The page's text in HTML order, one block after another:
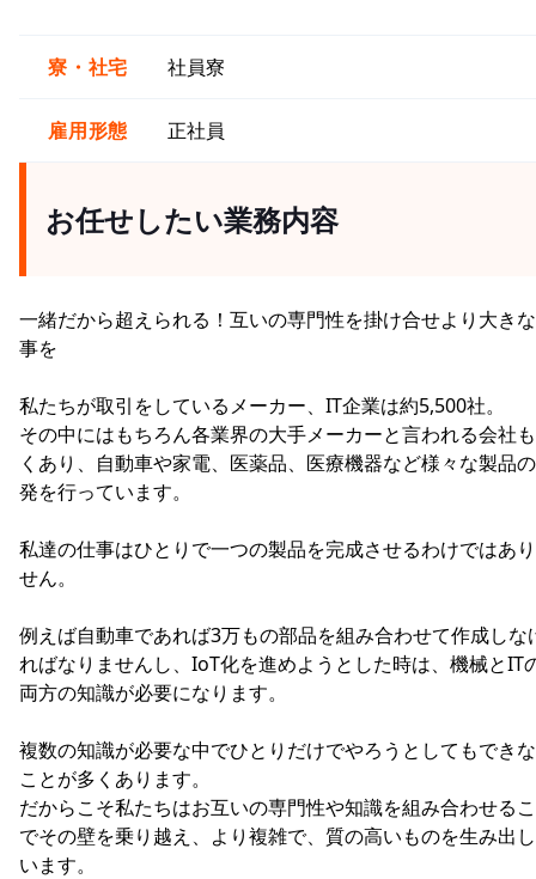
寮・社宅 社員寮
雇用形態 正社員
お任せしたい業務内容
一緒だから超えられる！互いの専門性を掛け合せより大き
事を
私たちが取引をしているメーカー、IT企業は約5,500社。
その中にはもちろん各業界の大手メーカーと言われる会社
くあり、自動車や家電、医薬品、医療機器など様々な製品
発を行っています。
私達の仕事はひとりで一つの製品を完成させるわけではあ
せん。
例えば自動車であれば3万もの部品を組み合わせて作成しな
ればなりませんし、IoT化を進めようとした時は、機械とIT
両方の知識が必要になります。
複数の知識が必要な中でひとりだけでやろうとしてもでき
ことが多くあります。
だからこそ私たちはお互いの専門性や知識を組み合わせる
でその壁を乗り越え、より複雑で、質の高いものを生み出
います。